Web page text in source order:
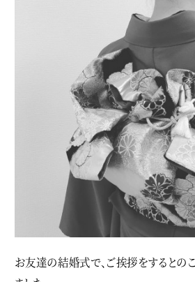
お友達の結婚式で、ご挨拶をするとの